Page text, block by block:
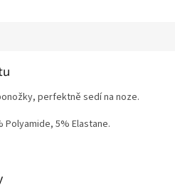
perfektně sedí na noze.
Polyamide, 5% Elastane.